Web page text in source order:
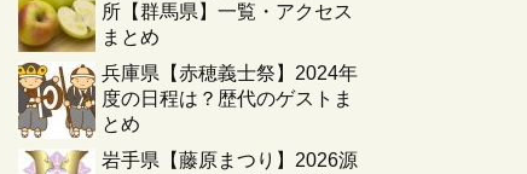
所【群馬県】一覧・アクセス
まとめ
兵庫県【赤穂義士祭】2024年
度の日程は？歴代のゲストま
とめ
岩手県【藤原まつり】2026源